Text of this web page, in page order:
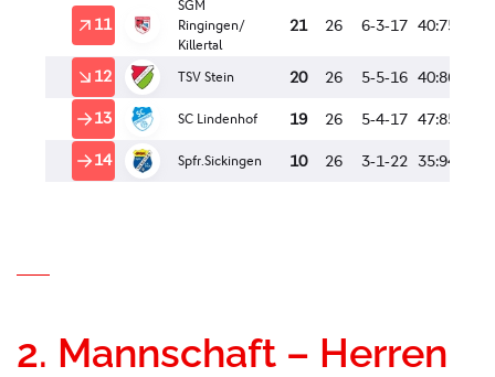
2. Mannschaft – Herren